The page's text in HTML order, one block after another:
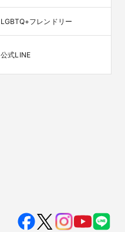
LGBTQ+フレンドリー
公式LINE